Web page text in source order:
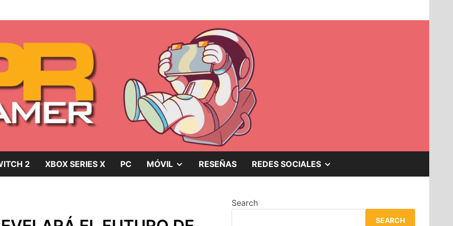
2 XBOX SERIES X PC MÓVIL SHOWRESEÑAS REDES SOCIALES
Search
SEARCH